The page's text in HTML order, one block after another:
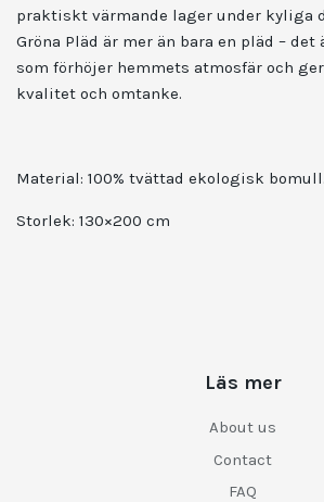
praktiskt värmande lager under kyliga
Gröna Pläd är mer än bara en pläd –
som förhöjer hemmets atmosfär och
kvalitet och omtanke.
Material: 100% tvättad ekologisk bomull.
Storlek: 130×200 cm
Läs mer
About us
Contact
FAQ